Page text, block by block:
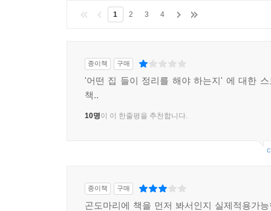
1 2 3 4
종이책 구매
'어떤 집 들이 정리를 해야 하는지' 에 대한 스
책..
10명이 이 한줄평을 추천합니다.
종이책 구매
곤도마리에 책을 먼저 봐서인지 실제적용가